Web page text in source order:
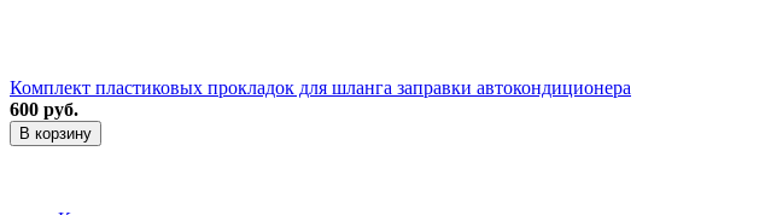
Комплект пластиковых прокладок для шланга заправки автокондиционера
600 руб.
В корзину